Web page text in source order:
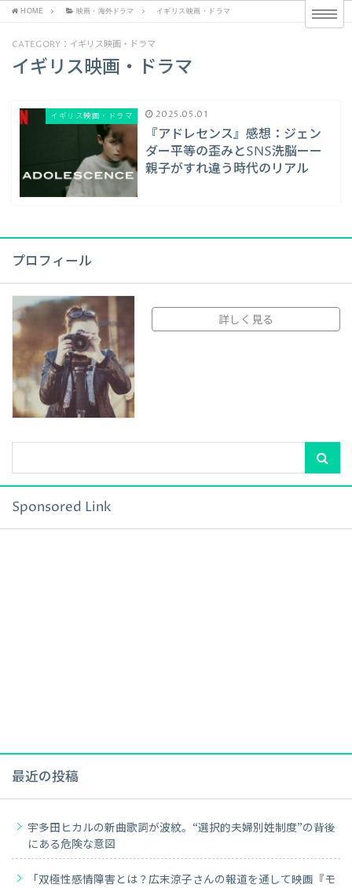
HOME 映画・海外ドラマ イギリス映画・ドラマ
CATEGORY：イギリス映画・ドラマ
イギリス映画・ドラマ
イギリス映画・ドラマ 2025.05.01
『アドレセンス』感想：ジェン
ダー平等の歪みとSNS洗脳ーー
親子がすれ違う時代のリアル
プロフィール
詳しく見る
Sponsored Link
最近の投稿
宇多田ヒカルの新曲歌詞が波紋。“選択的夫婦別姓制度”の背後
にある危険な意図
「双極性感情障害とは？広末涼子さんの報道を通して映画『モ